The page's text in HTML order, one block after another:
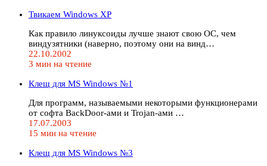
Твикаем Windows XP
Как правило линуксоиды лучше знают свою ОС, чем
виндузятники (наверно, поэтому они на винд…
22.10.2002
3 мин на чтение
Клещ для MS Windows №1
Для программ, называемыми некоторыми функционерами
от софта BackDoor-ами и Trojan-ами …
17.07.2003
15 мин на чтение
Клещ для MS Windows №3